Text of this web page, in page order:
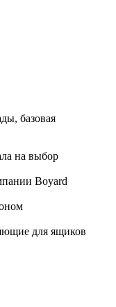
базовая
на выбор
Boyard
для ящиков